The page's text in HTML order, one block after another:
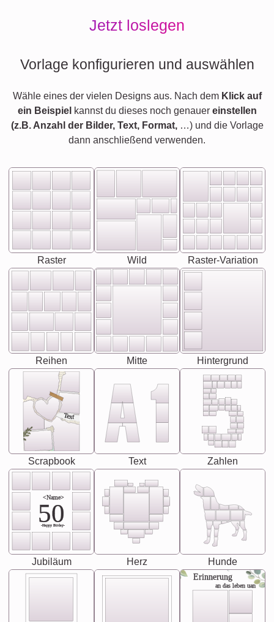
Jetzt loslegen
Vorlage konfigurieren und auswählen
Wähle eines der vielen Designs aus. Nach dem Klick auf
ein Beispiel kannst du dieses noch genauer einstellen
(z.B. Anzahl der Bilder, Text, Format,…) und die Vorlage
dann anschließend verwenden.
Raster Wild Raster-Variation
Reihen Mitte Hintergrund
Text
Scrapbook Text Zahlen
<Name>
50
-Happy Birday-
Jubiläum Herz Hunde
Erinnerung
an das leben uan